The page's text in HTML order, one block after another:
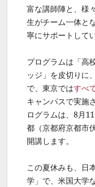
富な講師陣と、様
生がチーム一体と
寧にサポートして
プログラムは「高
ッジ」を皮切りに
で、東京ではすべ
キャンパスで実施
ログラムは、8月
都（京都府京都市
開講します。
この夏休みも、日
学」で、米国大学